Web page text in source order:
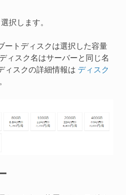
択します。
ートディスクは選択した容量
ィスク名はサーバーと同じ名
ィスクの詳細情報は ディスク